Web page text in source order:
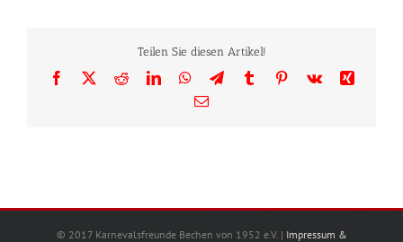
Teilen Sie diesen Artikel!
Facebook
X RedditLinkedInWhatsApp
TelegramTumblrPinterest
Vk
Xing
E-
© 2017 Karnevalsfreunde Bechen von 1952 e.V. | Impressum &